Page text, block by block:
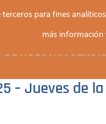
– Jueves de
para fines
más información